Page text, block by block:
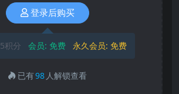
登录后购买
5积分 会员: 免费 永久会员: 免费
已有98 人解锁查看